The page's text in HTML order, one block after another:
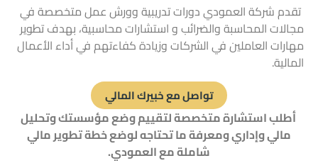
تقدم شركة العمودي دورات تدريبية وورش عمل متخصصة في
مجالات المحاسبة والضرائب واستشارات محاسبية، بهدف تطوير
مهارات العاملين في الشركات وزيادة كفاءتهم في أداء الأعمال
المالية.
تواصل مع خبيرك المالي
أطلب استشارة متخصصة لتقييم وضع مؤسستك وتحليل
ماليوإداري ومعرفة ما تحتاجه لوضع خطة تطوير مالي
شاملة مع العمودي.